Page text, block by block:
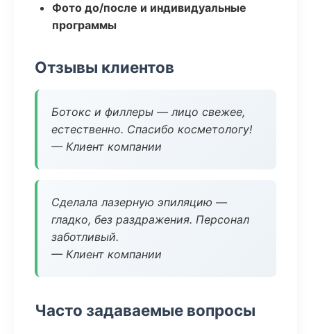
Фото до/после и индивидуальные
программы
Отзывы клиентов
Ботокс и филлеры — лицо свежее,
естественно. Спасибо косметологу!
— Клиент компании
Сделала лазерную эпиляцию —
гладко, без раздражения. Персонал
заботливый.
— Клиент компании
Часто задаваемые вопросы